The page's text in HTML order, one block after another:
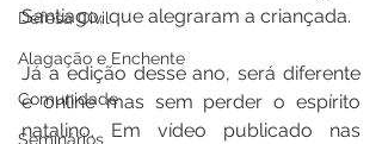
Defesa Civil
Alagação e Enchente
Comunidade
Seminários
Santiago, que alegraram a criançada.
Já a edição desse ano, será diferente
e online mas sem perder o espírito
natalino. Em vídeo publicado nas